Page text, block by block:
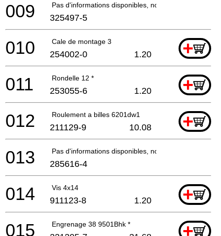
Pas d'informations disponibles, non commandable
009 325497-5
Cale de montage 3 +
010 254002-0 1.20
Rondelle 12 * +
011 253055-6 1.20
Roulement a billes 6201dw1 +
012 211129-9 10.08
Pas d'informations disponibles, non commandable
013 285616-4
Vis 4x14 +
014 911123-8 1.20
Engrenage 38 9501Bhk * +
015